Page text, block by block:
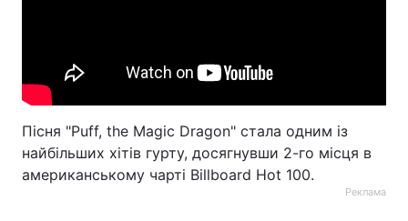
Пісня "Puff, the Magic Dragon" стала одним із
найбільших хітів гурту, досягнувши 2-го місця в
американському чарті Billboard Hot 100.
Реклама